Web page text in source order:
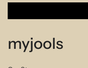
myjools